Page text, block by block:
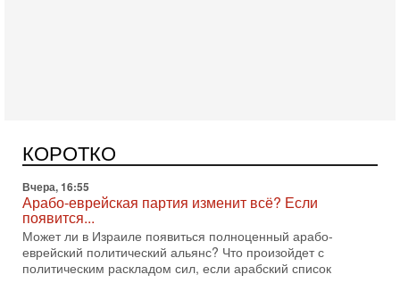
КОРОТКО
поворот: еврейский кандидат — на реальном месте в
списке одной из арабских партий. Причем речь идет
Вчера, 16:55
Арабо-еврейская партия изменит всё? Если
появится...
Может ли в Израиле появиться полноценный арабо-
еврейский политический альянс? Что произойдет с
политическим раскладом сил, если арабский список